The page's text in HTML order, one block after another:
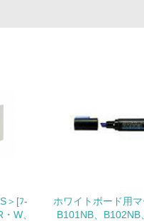
立てている
、間伐＞、認証品の
＞[ﾌ-
W、
ホワイトボード用
B101NB、B102NB